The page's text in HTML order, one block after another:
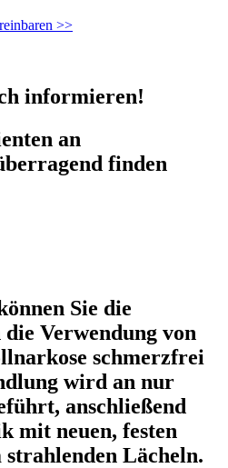
>>
informieren!
an
finden
Sie die
Verwendung von
schmerzfrei
wird an nur
, anschließend
mit neuen, festen
strahlenden Lächeln.